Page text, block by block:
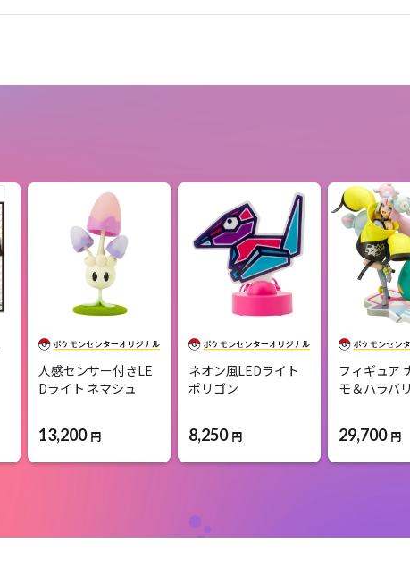
人感センサー付きLE
Dライト ネマシュ
13,200 円
ネオン風LEDライト
ポリゴン
8,250 円
フィギュア
モ＆ハラバ
29,700 円